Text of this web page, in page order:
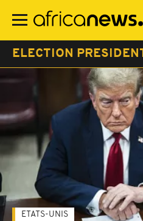
contenu
ELECTION
ETATS-UNIS